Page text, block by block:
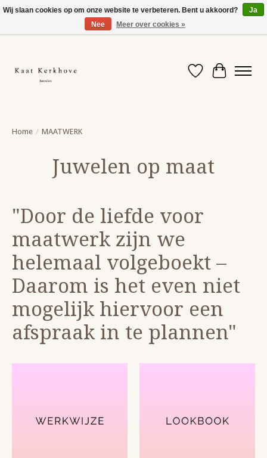
Even ertussenuit. Vanaf 10/8 help ik je terug met plezier verder.
Verlanglijst
Home / MAATWERK
Juwelen op maat
"Door de liefde voor
maatwerk zijn we
helemaal volgeboekt –
Daarom is het even niet
mogelijk hiervoor een
afspraak in te plannen"
Wij slaan cookies op om onze website te verbeteren. Bent u akkoord?
Ja
Nee
Meer over cookies »